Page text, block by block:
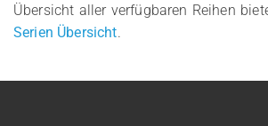
Übersicht aller verfügbaren Reihen
Serien Übersicht.